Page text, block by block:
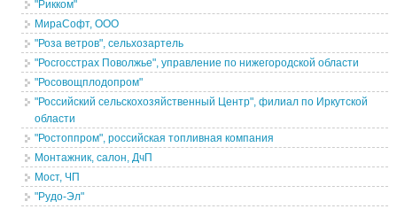
"Рикком"
МираСофт, ООО
"Роза ветров", сельхозартель
"Росгосстрах Поволжье", управление по нижегородской области
"Росовощплодопром"
"Российский сельскохозяйственный Центр", филиал по Иркутской
области
"Ростоппром", российская топливная компания
Монтажник, салон, ДчП
Мост, ЧП
"Рудо-Эл"